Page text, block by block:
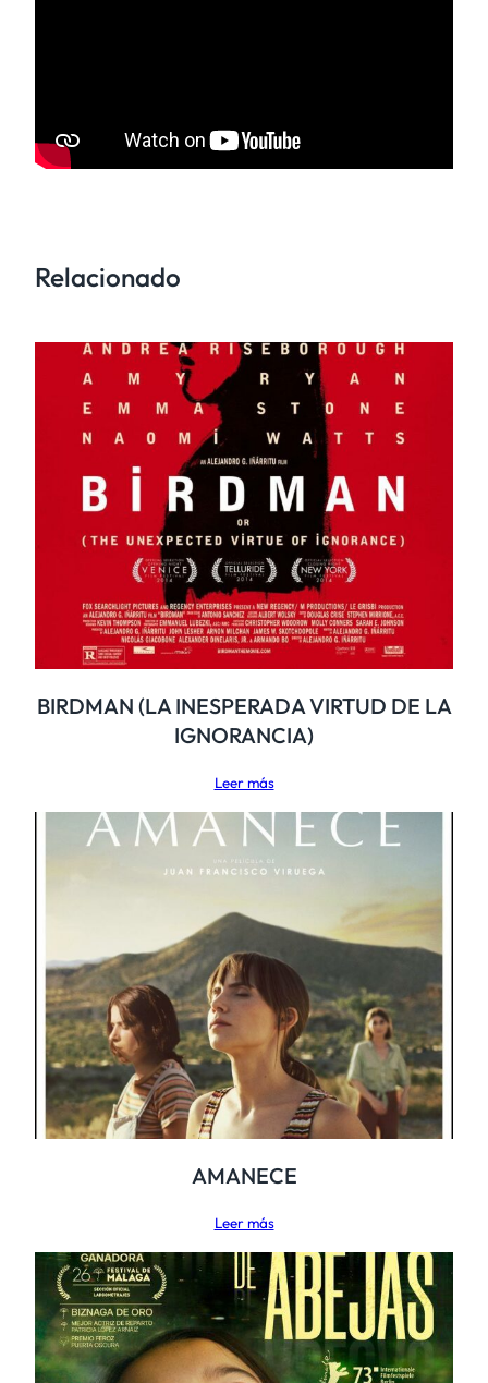
Relacionado
BIRDMAN (LA INESPERADA VIRTUD DE LA
IGNORANCIA)
Leer más
AMANECE
Leer más